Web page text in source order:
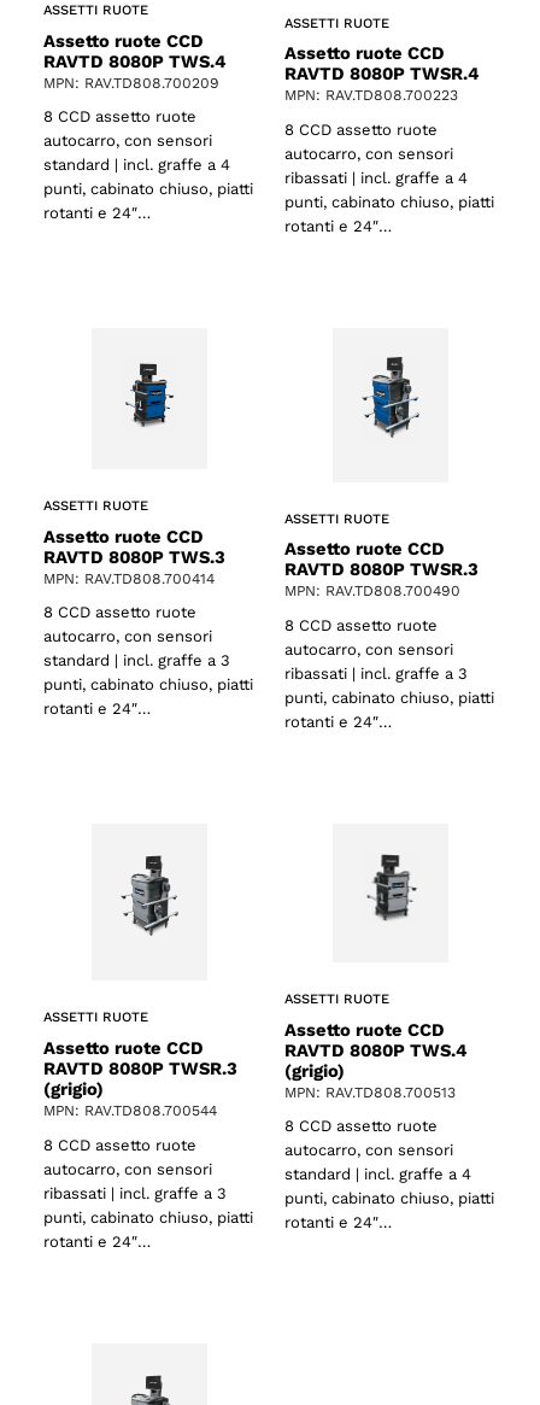
ASSETTI RUOTE
Assetto ruote CCD
RAVTD 8080P TWS.4
MPN: RAV.TD808.700209
8 CCD assetto ruote
autocarro, con sensori
standard | incl. graffe a 4
punti, cabinato chiuso, piatti
rotanti e 24″…
ASSETTI RUOTE
Assetto ruote CCD
RAVTD 8080P TWSR.4
MPN: RAV.TD808.700223
8 CCD assetto ruote
autocarro, con sensori
ribassati | incl. graffe a 4
punti, cabinato chiuso, piatti
rotanti e 24″…
ASSETTI RUOTE
Assetto ruote CCD
RAVTD 8080P TWS.3
MPN: RAV.TD808.700414
8 CCD assetto ruote
autocarro, con sensori
standard | incl. graffe a 3
punti, cabinato chiuso, piatti
rotanti e 24″…
ASSETTI RUOTE
Assetto ruote CCD
RAVTD 8080P TWSR.3
MPN: RAV.TD808.700490
8 CCD assetto ruote
autocarro, con sensori
ribassati | incl. graffe a 3
punti, cabinato chiuso, piatti
rotanti e 24″…
ASSETTI RUOTE
Assetto ruote CCD
RAVTD 8080P TWSR.3
(grigio)
MPN: RAV.TD808.700544
8 CCD assetto ruote
autocarro, con sensori
ribassati | incl. graffe a 3
punti, cabinato chiuso, piatti
rotanti e 24″…
ASSETTI RUOTE
Assetto ruote CCD
RAVTD 8080P TWS.4
(grigio)
MPN: RAV.TD808.700513
8 CCD assetto ruote
autocarro, con sensori
standard | incl. graffe a 4
punti, cabinato chiuso, piatti
rotanti e 24″…